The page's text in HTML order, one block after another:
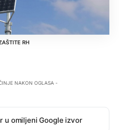
RH
NAKON OGLASA -
u omiljeni Google izvor